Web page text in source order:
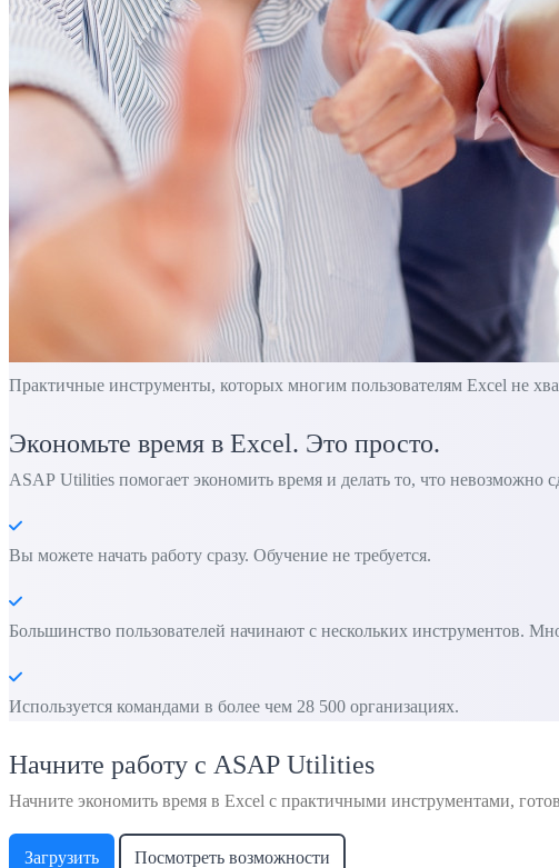
Практичные инструменты, которых многим пользователям Excel не
Экономьте время в Excel. Это просто.
ASAP Utilities помогает экономить время и делать то, что невозможно
Вы можете начать работу сразу. Обучение не требуется.
Большинство пользователей начинают с нескольких инструментов.
Используется командами в более чем 28 500 организациях.
Начните работу с ASAP Utilities
Начните экономить время в Excel с практичными инструментами,
Загрузить Посмотреть возможности